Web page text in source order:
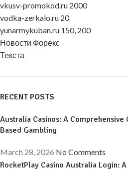
vkusv-promokod.ru 2000
vodka-zerkalo.ru 20
yunarmykuban.ru 150, 200
Новости Форекс
Текста
RECENT POSTS
Australia Casinos: A Comprehensive
Based Gambling
March 28, 2026 No Comments
RocketPlay Casino Australia Login: